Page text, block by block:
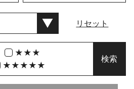
リセット
★★★
★★★★★